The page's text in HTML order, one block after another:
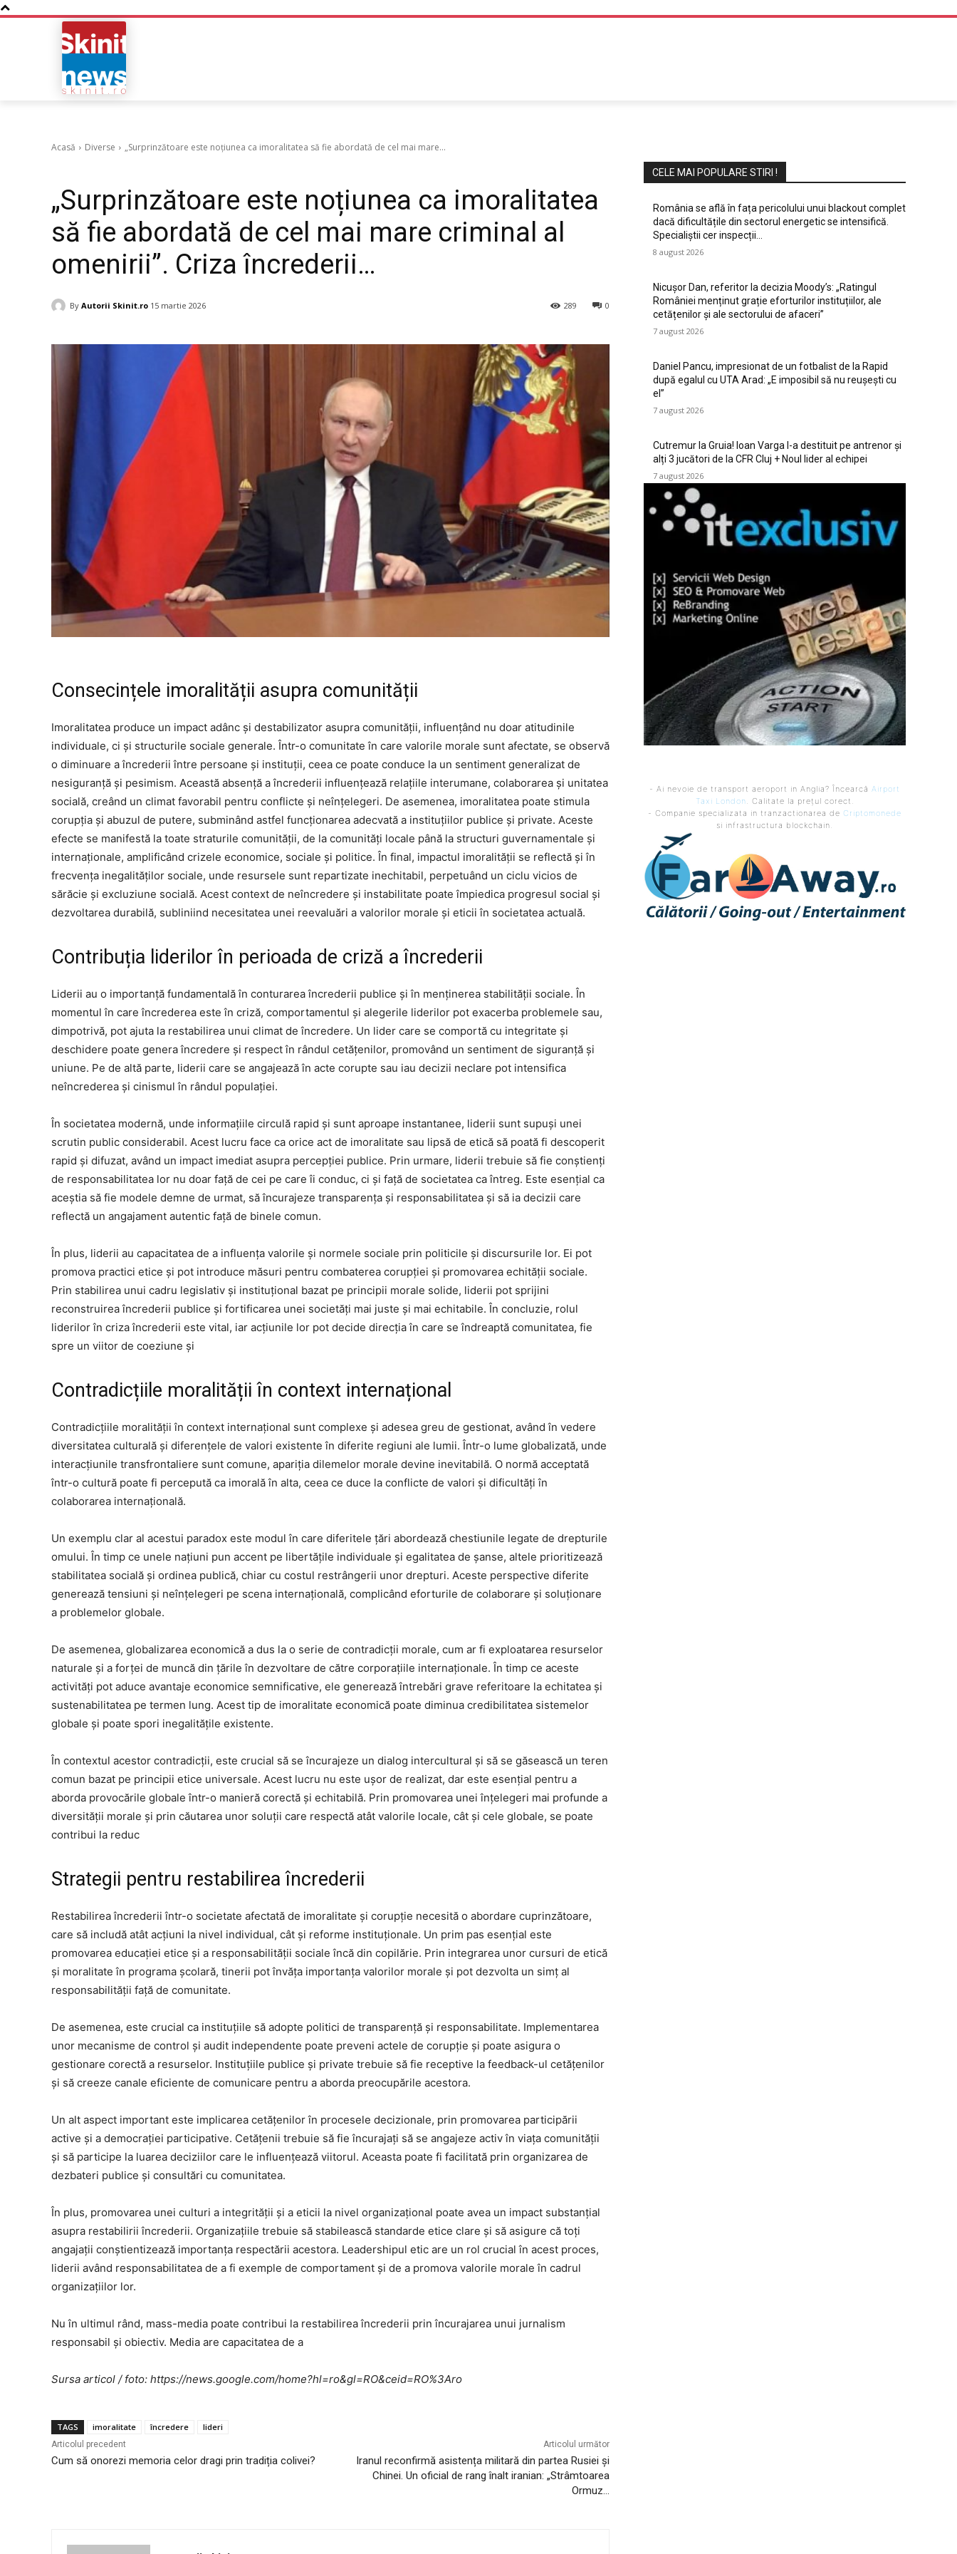
Acasă Diverse „Surprinzătoare este noțiunea ca imoralitatea să fie abordată de cel mai mare...
„Surprinzătoare este noțiunea ca imoralitatea
să fie abordată de cel mai mare criminal al
omenirii”. Criza încrederii…
By Autorii Skinit.ro 15 martie 2026 0
289
Consecințele imoralității asupra comunității
Imoralitatea produce un impact adânc și destabilizator asupra comunității, influențând nu doar atitudinile
individuale, ci și structurile sociale generale. Într-o comunitate în care valorile morale sunt afectate, se observă
o diminuare a încrederii între persoane și instituții, ceea ce poate conduce la un sentiment generalizat de
nesiguranță și pesimism. Această absență a încrederii influențează relațiile interumane, colaborarea și unitatea
socială, creând un climat favorabil pentru conflicte și neînțelegeri. De asemenea, imoralitatea poate stimula
corupția și abuzul de putere, subminând astfel funcționarea adecvată a instituțiilor publice și private. Aceste
efecte se manifestă la toate straturile comunității, de la comunități locale până la structuri guvernamentale și
internaționale, amplificând crizele economice, sociale și politice. În final, impactul imoralității se reflectă și în
frecvența inegalităților sociale, unde resursele sunt repartizate inechitabil, perpetuând un ciclu vicios de
sărăcie și excluziune socială. Acest context de neîncredere și instabilitate poate împiedica progresul social și
dezvoltarea durabilă, subliniind necesitatea unei reevaluări a valorilor morale și eticii în societatea actuală.
Contribuția liderilor în perioada de criză a încrederii
Liderii au o importanță fundamentală în conturarea încrederii publice și în menținerea stabilității sociale. În
momentul în care încrederea este în criză, comportamentul și alegerile liderilor pot exacerba problemele sau,
dimpotrivă, pot ajuta la restabilirea unui climat de încredere. Un lider care se comportă cu integritate și
deschidere poate genera încredere și respect în rândul cetățenilor, promovând un sentiment de siguranță și
uniune. Pe de altă parte, liderii care se angajează în acte corupte sau iau decizii neclare pot intensifica
neîncrederea și cinismul în rândul populației.
În societatea modernă, unde informațiile circulă rapid și sunt aproape instantanee, liderii sunt supuși unei
scrutin public considerabil. Acest lucru face ca orice act de imoralitate sau lipsă de etică să poată fi descoperit
rapid și difuzat, având un impact imediat asupra percepției publice. Prin urmare, liderii trebuie să fie conștienți
de responsabilitatea lor nu doar față de cei pe care îi conduc, ci și față de societatea ca întreg. Este esențial ca
aceștia să fie modele demne de urmat, să încurajeze transparența și responsabilitatea și să ia decizii care
reflectă un angajament autentic față de binele comun.
În plus, liderii au capacitatea de a influența valorile și normele sociale prin politicile și discursurile lor. Ei pot
promova practici etice și pot introduce măsuri pentru combaterea corupției și promovarea echității sociale.
Prin stabilirea unui cadru legislativ și instituțional bazat pe principii morale solide, liderii pot sprijini
reconstruirea încrederii publice și fortificarea unei societăți mai juste și mai echitabile. În concluzie, rolul
liderilor în criza încrederii este vital, iar acțiunile lor pot decide direcția în care se îndreaptă comunitatea, fie
spre un viitor de coeziune și
Contradicțiile moralității în context internațional
Contradicțiile moralității în context internațional sunt complexe și adesea greu de gestionat, având în vedere
diversitatea culturală și diferențele de valori existente în diferite regiuni ale lumii. Într-o lume globalizată, unde
interacțiunile transfrontaliere sunt comune, apariția dilemelor morale devine inevitabilă. O normă acceptată
într-o cultură poate fi percepută ca imorală în alta, ceea ce duce la conflicte de valori și dificultăți în
colaborarea internațională.
Un exemplu clar al acestui paradox este modul în care diferitele țări abordează chestiunile legate de drepturile
omului. În timp ce unele națiuni pun accent pe libertățile individuale și egalitatea de șanse, altele prioritizează
stabilitatea socială și ordinea publică, chiar cu costul restrângerii unor drepturi. Aceste perspective diferite
generează tensiuni și neînțelegeri pe scena internațională, complicând eforturile de colaborare și soluționare
a problemelor globale.
De asemenea, globalizarea economică a dus la o serie de contradicții morale, cum ar fi exploatarea resurselor
naturale și a forței de muncă din țările în dezvoltare de către corporațiile internaționale. În timp ce aceste
activități pot aduce avantaje economice semnificative, ele generează întrebări grave referitoare la echitatea și
sustenabilitatea pe termen lung. Acest tip de imoralitate economică poate diminua credibilitatea sistemelor
globale și poate spori inegalitățile existente.
În contextul acestor contradicții, este crucial să se încurajeze un dialog intercultural și să se găsească un teren
comun bazat pe principii etice universale. Acest lucru nu este ușor de realizat, dar este esențial pentru a
aborda provocările globale într-o manieră corectă și echitabilă. Prin promovarea unei înțelegeri mai profunde a
diversității morale și prin căutarea unor soluții care respectă atât valorile locale, cât și cele globale, se poate
contribui la reduc
Strategii pentru restabilirea încrederii
Restabilirea încrederii într-o societate afectată de imoralitate și corupție necesită o abordare cuprinzătoare,
care să includă atât acțiuni la nivel individual, cât și reforme instituționale. Un prim pas esențial este
promovarea educației etice și a responsabilității sociale încă din copilărie. Prin integrarea unor cursuri de etică
și moralitate în programa școlară, tinerii pot învăța importanța valorilor morale și pot dezvolta un simț al
responsabilității față de comunitate.
De asemenea, este crucial ca instituțiile să adopte politici de transparență și responsabilitate. Implementarea
unor mecanisme de control și audit independente poate preveni actele de corupție și poate asigura o
gestionare corectă a resurselor. Instituțiile publice și private trebuie să fie receptive la feedback-ul cetățenilor
și să creeze canale eficiente de comunicare pentru a aborda preocupările acestora.
Un alt aspect important este implicarea cetățenilor în procesele decizionale, prin promovarea participării
active și a democrației participative. Cetățenii trebuie să fie încurajați să se angajeze activ în viața comunității
și să participe la luarea deciziilor care le influențează viitorul. Aceasta poate fi facilitată prin organizarea de
dezbateri publice și consultări cu comunitatea.
În plus, promovarea unei culturi a integrității și a eticii la nivel organizațional poate avea un impact substanțial
asupra restabilirii încrederii. Organizațiile trebuie să stabilească standarde etice clare și să asigure că toți
angajații conștientizează importanța respectării acestora. Leadershipul etic are un rol crucial în acest proces,
liderii având responsabilitatea de a fi exemple de comportament și de a promova valorile morale în cadrul
organizațiilor lor.
Nu în ultimul rând, mass-media poate contribui la restabilirea încrederii prin încurajarea unui jurnalism
responsabil și obiectiv. Media are capacitatea de a
Sursa articol / foto: https://news.google.com/home?hl=ro&gl=RO&ceid=RO%3Aro
TAGS imoralitate încredere lideri
Articolul precedent
Cum să onorezi memoria celor dragi prin tradiția colivei?
Articolul următor
Iranul reconfirmă asistența militară din partea Rusiei și
Chinei. Un oficial de rang înalt iranian: „Strâmtoarea
Ormuz…
CELE MAI POPULARE STIRI !
România se află în fața pericolului unui blackout complet
dacă dificultățile din sectorul energetic se intensifică.
Specialiștii cer inspecții…
8 august 2026
Nicușor Dan, referitor la decizia Moody’s: „Ratingul
României menținut grație eforturilor instituțiilor, ale
cetățenilor și ale sectorului de afaceri”
7 august 2026
Daniel Pancu, impresionat de un fotbalist de la Rapid
după egalul cu UTA Arad: „E imposibil să nu reușești cu
el”
7 august 2026
Cutremur la Gruia! Ioan Varga l-a destituit pe antrenor și
alți 3 jucători de la CFR Cluj + Noul lider al echipei
7 august 2026
- Ai nevoie de transport aeroport in Anglia? Încearcă Airport
Taxi London. Calitate la prețul corect.
- Companie specializata in tranzactionarea de Criptomonede
si infrastructura blockchain.